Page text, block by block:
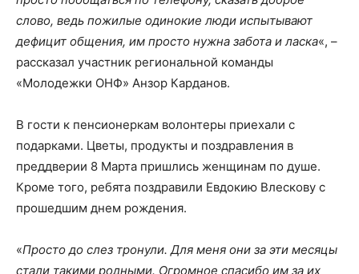
слово, ведь пожилые одинокие люди испытывают
дефицит общения, им просто нужна забота и ласка«, –
рассказал участник региональной команды
«Молодежки ОНФ» Анзор Карданов.
В гости к пенсионеркам волонтеры приехали с
подарками. Цветы, продукты и поздравления в
преддверии 8 Марта пришлись женщинам по душе.
Кроме того, ребята поздравили Евдокию Влескову с
прошедшим днем рождения.
«Просто до слез тронули. Для меня они за эти месяцы
стали такими родными. Огромное спасибо им за их